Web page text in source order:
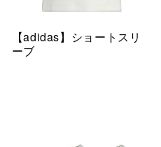
【adidas】ショートスリ
ーブ